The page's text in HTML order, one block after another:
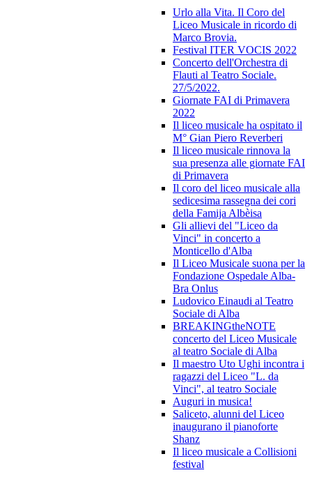
Urlo alla Vita. Il Coro del
Liceo Musicale in ricordo di
Marco Brovia.
Festival ITER VOCIS 2022
Concerto dell'Orchestra di
Flauti al Teatro Sociale.
27/5/2022.
Giornate FAI di Primavera
2022
Il liceo musicale ha ospitato il
M° Gian Piero Reverberi
Il liceo musicale rinnova la
sua presenza alle giornate FAI
di Primavera
Il coro del liceo musicale alla
sedicesima rassegna dei cori
della Famija Albèisa
Gli allievi del "Liceo da
Vinci" in concerto a
Monticello d'Alba
Il Liceo Musicale suona per la
Fondazione Ospedale Alba-
Bra Onlus
Ludovico Einaudi al Teatro
Sociale di Alba
BREAKINGtheNOTE
concerto del Liceo Musicale
al teatro Sociale di Alba
Il maestro Uto Ughi incontra i
ragazzi del Liceo "L. da
Vinci", al teatro Sociale
Auguri in musica!
Saliceto, alunni del Liceo
inaugurano il pianoforte
Shanz
Il liceo musicale a Collisioni
festival